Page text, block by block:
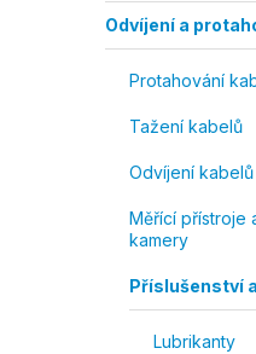
Odvíjení a
Protahování
Tažení kabelů
Odvíjení kabelů
Měřící přístroje
kamery
Příslušenství
Lubrikanty